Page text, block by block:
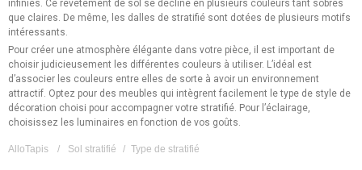
infinies. Ce revêtement de sol se décline en plusieurs couleurs tant sobres
que claires. De même, les dalles de stratifié sont dotées de plusieurs motifs
intéressants.
Pour créer une atmosphère élégante dans votre pièce, il est important de
choisir judicieusement les différentes couleurs à utiliser. L’idéal est
d’associer les couleurs entre elles de sorte à avoir un environnement
attractif. Optez pour des meubles qui intègrent facilement le type de style de
décoration choisi pour accompagner votre stratifié. Pour l’éclairage,
choisissez les luminaires en fonction de vos goûts.
AlloTapis / Sol stratifié / Type de stratifié